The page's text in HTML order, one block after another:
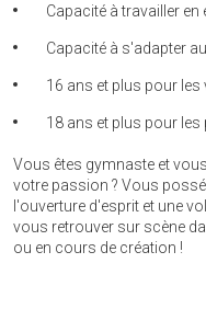
Capacité à travailler en
Capacité à s'adapter
16 ans et plus pour les
18 ans et plus pour les
Vous êtes gymnaste et
votre passion ? Vous
l'ouverture d'esprit et une
vous retrouver sur scène
ou en cours de création !